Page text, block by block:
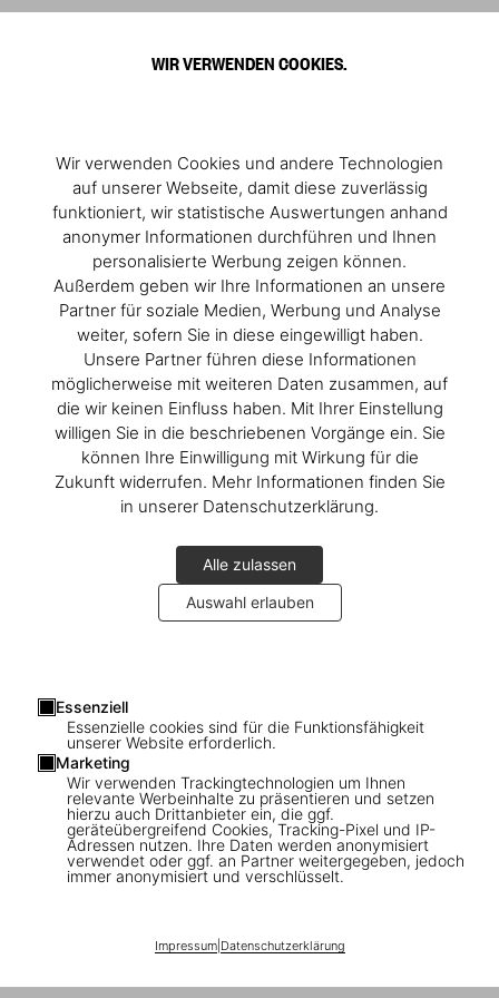
WIR VERWENDEN COOKIES.
Wir verwenden Cookies und andere Technologien
auf unserer Webseite, damit diese zuverlässig
funktioniert, wir statistische Auswertungen anhand
anonymer Informationen durchführen und Ihnen
personalisierte Werbung zeigen können.
Außerdem geben wir Ihre Informationen an unsere
Partner für soziale Medien, Werbung und Analyse
weiter, sofern Sie in diese eingewilligt haben.
Unsere Partner führen diese Informationen
möglicherweise mit weiteren Daten zusammen, auf
die wir keinen Einfluss haben. Mit Ihrer Einstellung
willigen Sie in die beschriebenen Vorgänge ein. Sie
können Ihre Einwilligung mit Wirkung für die
Zukunft widerrufen. Mehr Informationen finden Sie
in unserer Datenschutzerklärung.
Alle zulassen
Auswahl erlauben
Essenziell
Essenzielle cookies sind für die Funktionsfähigkeit
unserer Website erforderlich.
Marketing
Wir verwenden Trackingtechnologien um Ihnen
relevante Werbeinhalte zu präsentieren und setzen
hierzu auch Drittanbieter ein, die ggf.
geräteübergreifend Cookies, Tracking-Pixel und IP-
Adressen nutzen. Ihre Daten werden anonymisiert
verwendet oder ggf. an Partner weitergegeben, jedoch
immer anonymisiert und verschlüsselt.
Impressum| Datenschutzerklärung
Connect
Company
Verbraucherinformationen
Abonnieren Sie unseren Newsletter
2026– TASCHEN GmbH, Hohenzollernring 53, D–50672